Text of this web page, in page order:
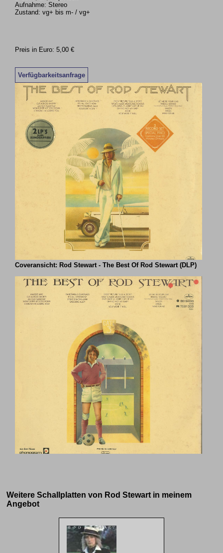
Aufnahme: Stereo
Zustand: vg+ bis m- / vg+
Preis in Euro: 5,00 €
Verfügbarkeitsanfrage
Coveransicht: Rod Stewart - The Best Of Rod Stewart (DLP)
Weitere Schallplatten von Rod Stewart in meinem
Angebot